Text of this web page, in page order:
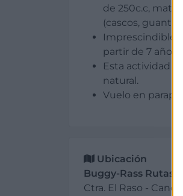
de 250c.c,
(cascos,
Imprescindible
partir de 7
Esta actividad
natural.
Vuelo en
Ubicación
Buggy-Rass Rutas
Ctra. El Raso -